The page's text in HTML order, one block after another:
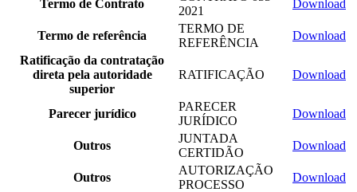
Termo de Contrato
2021
Download
Termo de referência
TERMO DE
REFERÊNCIA
Download
Ratificação da contratação
direta pela autoridade
superior
RATIFICAÇÃO Download
Parecer jurídico
PARECER
JURÍDICO
Download
Outros
JUNTADA
CERTIDÃO
Download
Outros
AUTORIZAÇÃO
PROCESSO
Download